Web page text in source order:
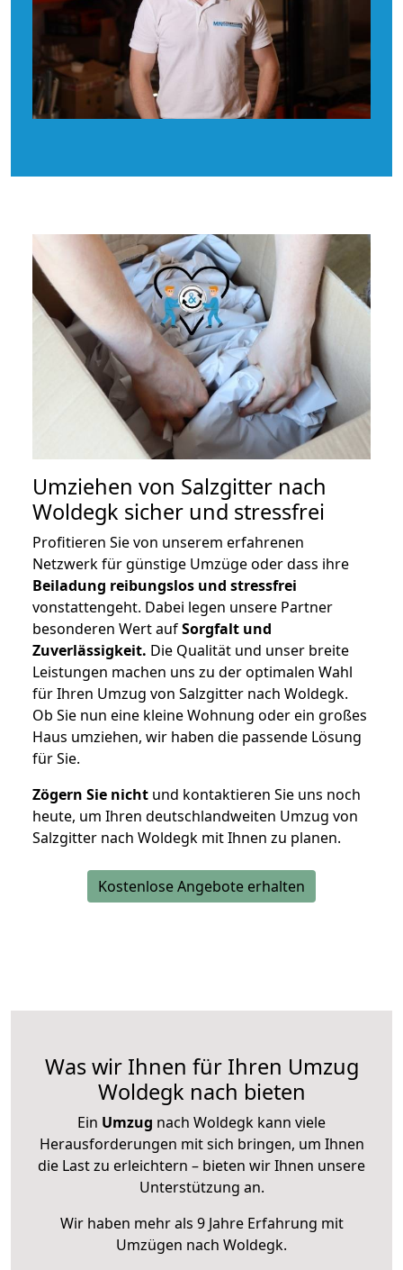
Umziehen von Salzgitter nach
Woldegk sicher und stressfrei
Profitieren Sie von unserem erfahrenen
Netzwerk für günstige Umzüge oder dass ihre
Beiladung reibungslos und stressfrei
vonstattengeht. Dabei legen unsere Partner
besonderen Wert aufSorgfalt und
Zuverlässigkeit. Die Qualität und unser breite
Leistungen machen uns zu der optimalen Wahl
für Ihren Umzug von Salzgitter nach Woldegk.
Ob Sie nun eine kleine Wohnung oder ein großes
Haus umziehen, wir haben die passende Lösung
für Sie.
Zögern Sie nicht und kontaktieren Sie uns noch
heute, um Ihren deutschlandweiten Umzug von
Salzgitter nach Woldegk mit Ihnen zu planen.
Kostenlose Angebote erhalten
Was wir Ihnen für Ihren Umzug
Woldegk nach bieten
Ein Umzug nach Woldegk kann viele
Herausforderungen mit sich bringen, um Ihnen
die Last zu erleichtern – bieten wir Ihnen unsere
Unterstützung an.
Wir haben mehr als 9 Jahre Erfahrung mit
Umzügen nach Woldegk.